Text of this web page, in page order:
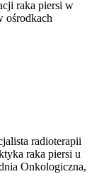
raka piersi w
ośrodkach
radioterapii
raka piersi u
Onkologiczna,